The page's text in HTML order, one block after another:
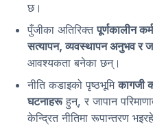
छ।
पुँजीका अतिरिक्तपूर्णकालीन
सत्यापन, व्यवस्थापन अनुभव र
आवश्यकता बनेका छन्।
नीति कडाइको पृष्ठभूमिकागजी
घटनाहरूहुन्, र जापान
केन्द्रित नीतिमा रूपान्तरण